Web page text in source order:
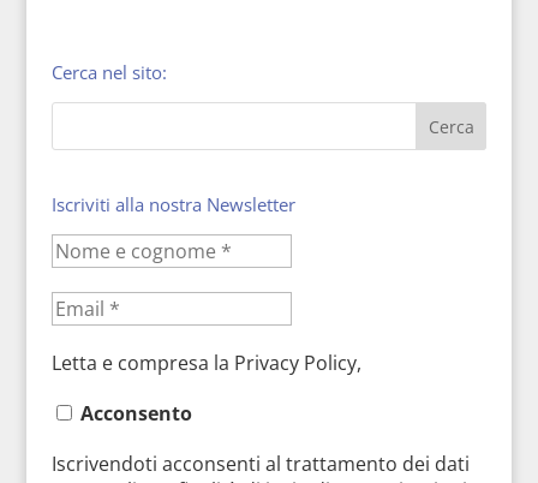
Cerca nel sito:
Iscriviti alla nostra Newsletter
Letta e compresa la Privacy Policy,
Acconsento
Iscrivendoti acconsenti al trattamento dei dati